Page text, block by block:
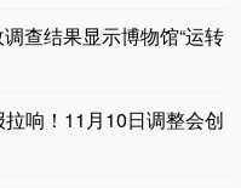
查结果显示博物馆“运转
响！11月10日调整会创